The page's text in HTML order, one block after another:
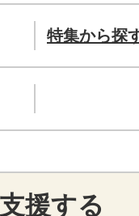
特集から探
援する